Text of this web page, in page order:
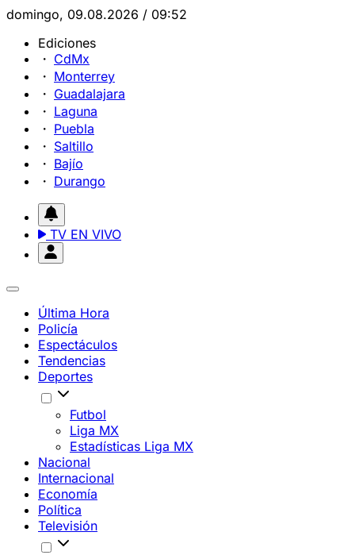
domingo, 09.08.2026 / 09:52
Ediciones
CdMx
Monterrey
Guadalajara
Laguna
Puebla
Saltillo
Bajío
Durango
TV EN VIVO
Última Hora
Policía
Espectáculos
Tendencias
Deportes
Futbol
Liga MX
Estadísticas Liga MX
Nacional
Internacional
Economía
Política
Televisión